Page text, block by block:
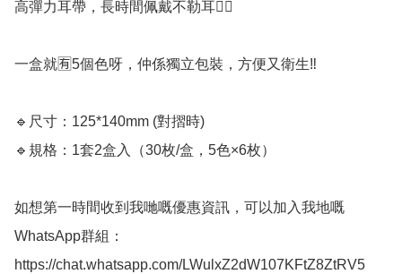
高彈力耳帶，長時間佩戴不勒耳👂🏻
一盒就🈶5個色呀，仲係獨立包裝，方便又衛生‼️
🔹尺寸：125*140mm (對摺時)
🔹規格：1套2盒入（30枚/盒，5色×6枚）
如想第一時間收到我哋嘅優惠資訊，可以加入我地嘅
WhatsApp群組：
https://chat.whatsapp.com/LWulxZ2dW107KFtZ8ZtRV5